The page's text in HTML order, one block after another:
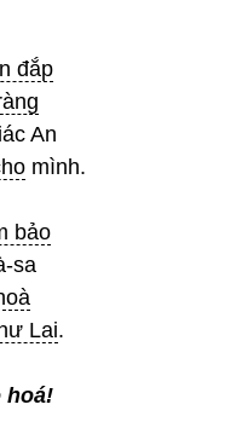
đắp
An
mình.
bảo
sa
Lai.
hoá!